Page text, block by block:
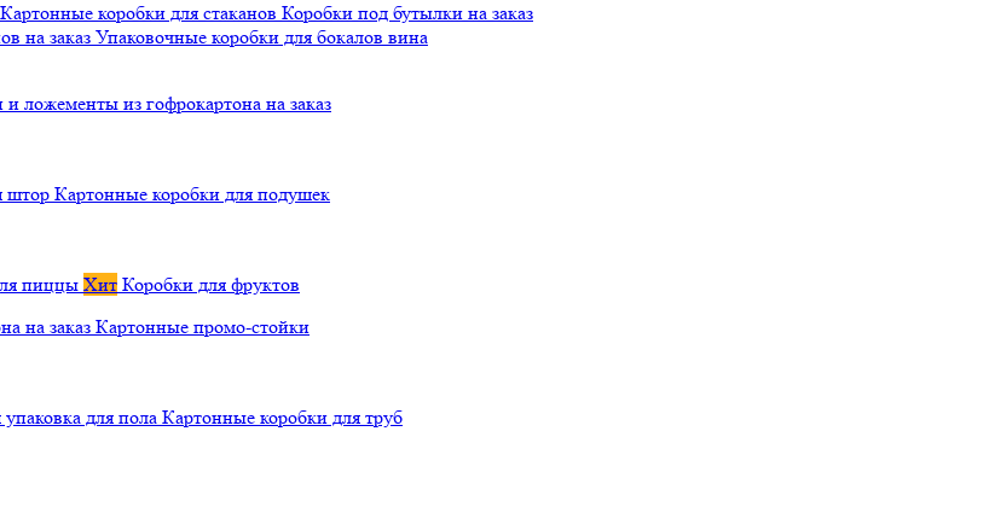
Картонные коробки для стаканов Коробки под бутылки на заказ
на заказ Упаковочные коробки для бокалов вина
и ложементы из гофрокартона на заказ
штор Картонные коробки для подушек
пиццы Хит Коробки для фруктов
на заказ Картонные промо-стойки
для пола Картонные коробки для труб